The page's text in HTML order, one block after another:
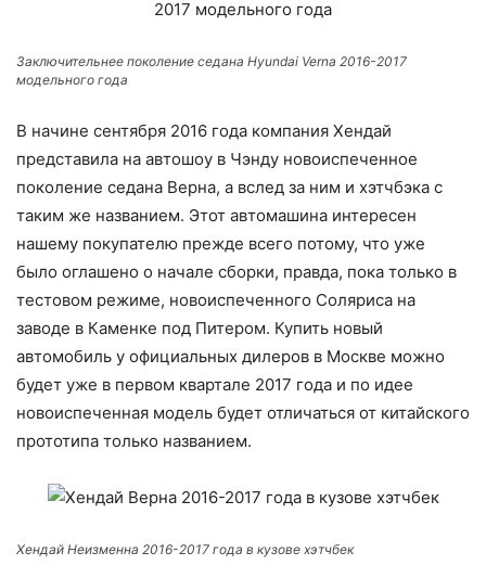
Заключительнее поколение седана Hyundai Verna 2016-2017
модельного года
В начине сентября 2016 года компания Хендай
представила на автошоу в Чэнду новоиспеченное
поколение седана Верна, а вслед за ним и хэтчбэка с
таким же названием. Этот автомашина интересен
нашему покупателю прежде всего потому, что уже
было оглашено о начале сборки, правда, пока только в
тестовом режиме, новоиспеченного Соляриса на
заводе в Каменке под Питером. Купить новый
автомобиль у официальных дилеров в Москве можно
будет уже в первом квартале 2017 года и по идее
новоиспеченная модель будет отличаться от китайского
прототипа только названием.
Хендай Неизменна 2016-2017 года в кузове хэтчбек